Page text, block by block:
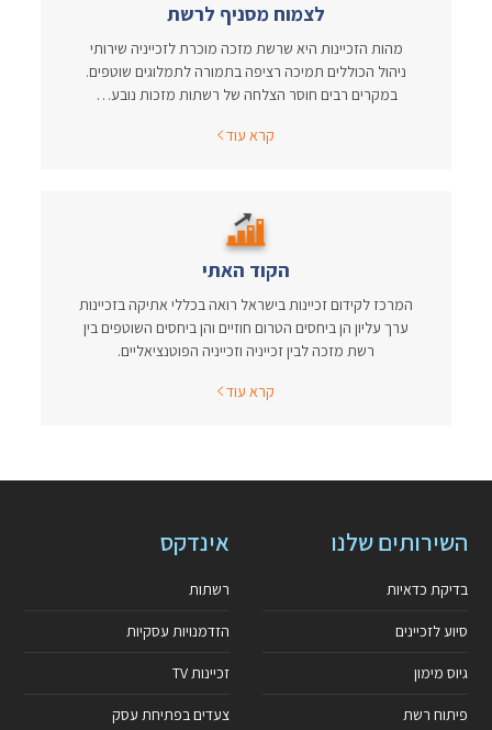
לצמוח מסניף לרשת
מהות הזכיינות היא שרשת מזכה מוכרת לזכייניה שירותי
ניהול הכוללים תמיכה רציפה בתמורה לתמלוגים שוטפים.
במקרים רבים חוסר הצלחה של רשתות מזכות נובע…
קרא עוד
הקוד האתי
המרכז לקידום זכיינות בישראל רואה בכללי אתיקה בזכיינות
ערך עליון הן ביחסים הטרום חוזיים והן ביחסים השוטפים בין
רשת מזכה לבין זכייניה וזכייניה הפוטנציאליים.
קרא עוד
השירותים שלנו
בדיקת כדאיות
סיוע לזכיינים
גיוס מימון
פיתוח רשת
אינדקס
רשתות
הזדמנויות עסקיות
זכיינות TV
צעדים בפתיחת עסק